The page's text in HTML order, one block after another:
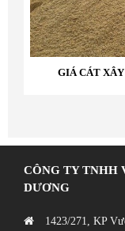
GIÁ CÁT
CÔNG TY TNHH
DƯƠNG
1423/271, KP